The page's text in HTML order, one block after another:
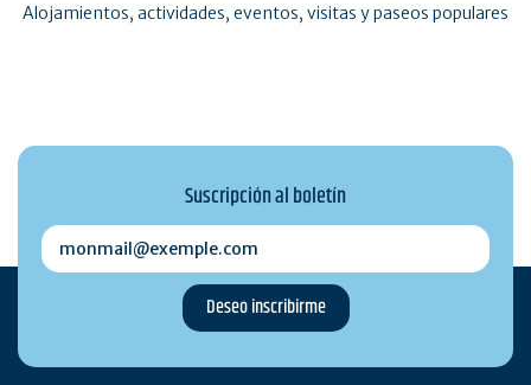
Alojamientos, actividades, eventos, visitas y paseos populares
Suscripción al boletín
monmail@exemple.com